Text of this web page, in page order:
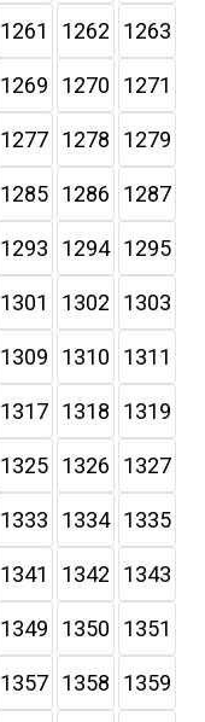
1261 1262 1263
1269 1270 1271
1277 1278 1279
1285 1286 1287
1293 1294 1295
1301 1302 1303
1309 1310 1311
1317 1318 1319
1325 1326 1327
1333 1334 1335
1341 1342 1343
1349 1350 1351
1357 1358 1359